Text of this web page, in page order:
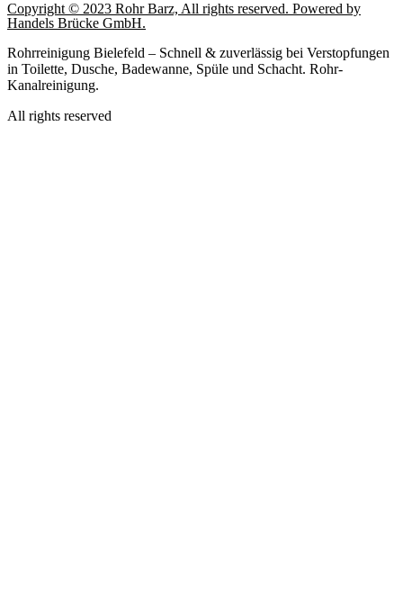
Copyright © 2023 Rohr Barz, All rights reserved. Powered by
Handels Brücke GmbH.
Rohrreinigung Bielefeld – Schnell & zuverlässig bei Verstopfungen
in Toilette, Dusche, Badewanne, Spüle und Schacht. Rohr-
Kanalreinigung.
All rights reserved